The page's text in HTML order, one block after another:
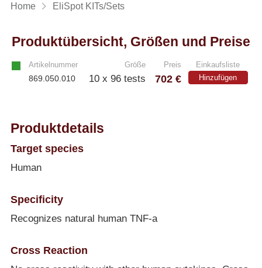
Home EliSpot KITs/Sets
Produktübersicht, Größen und Preise
Artikelnummer Größe Preis Einkaufsliste
869.050.010 10 x 96 tests 702 € Hinzufügen
Produktdetails
Target species
Human
Specificity
Recognizes natural human TNF-a
Cross Reaction